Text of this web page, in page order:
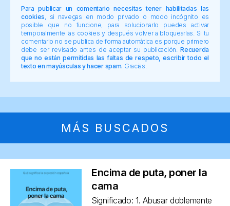
Para publicar un comentario necesitas tener habilitadas las
cookies , si navegas en modo privado o modo incógnito es
posible que no funcione, para solucionarlo puedes activar
temporalmente las cookies y después volver a bloquearlas. Si tu
comentario no se publica de forma automática es porque primero
debe ser revisado antes de aceptar su publicación.Recuerda
que no están permitidas las faltas de respeto, escribir todo el
texto en mayúsculas y hacer spam. Gracias.
MÁS BUSCADOS
Encima de puta, poner la
cama
Significado: 1. Abusar doblemente